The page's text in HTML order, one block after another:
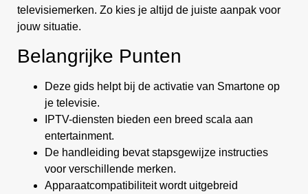
televisiemerken. Zo kies je altijd de juiste aanpak voor
jouw situatie.
Belangrijke Punten
Deze gids helpt bij de activatie van Smartone op
je televisie.
IPTV-diensten bieden een breed scala aan
entertainment.
De handleiding bevat stapsgewijze instructies
voor verschillende merken.
Apparaatcompatibiliteit wordt uitgebreid